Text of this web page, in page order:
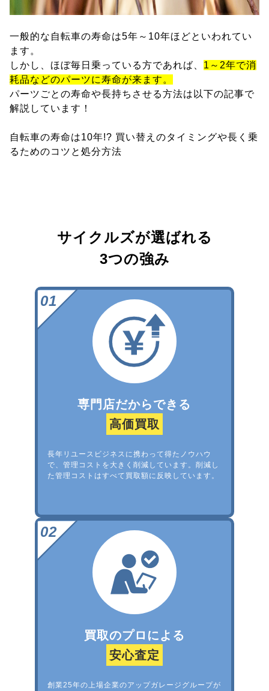
一般的な自転車の寿命は5年～10年ほどといわれてい
ます。
しかし、ほぼ毎日乗っている方であれば、 1～2年で消
耗品などのパーツに寿命が来ます。
パーツごとの寿命や長持ちさせる方法は以下の記事で
解説しています！
自転車の寿命は10年!? 買い替えのタイミングや長く乗
るためのコツと処分方法
サイクルズが選ばれる
3つの強み
専門店だからできる
高価買取
長年リユースビジネスに携わって得たノウハウ
で、管理コストを大きく削減しています。削減し
た管理コストはすべて買取額に反映しています。
買取のプロによる
安心査定
創業25年の上場企業のアップガレージグループが